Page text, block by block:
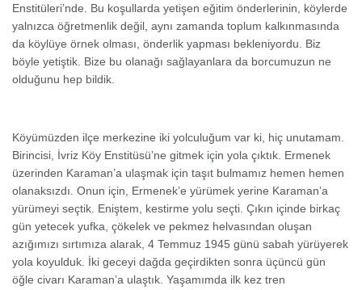
Enstitüleri’nde. Bu koşullarda yetişen eğitim önderlerinin, köylerde
yalnızca öğretmenlik değil, aynı zamanda toplum kalkınmasında
da köylüye örnek olması, önderlik yapması bekleniyordu. Biz
böyle yetiştik. Bize bu olanağı sağlayanlara da borcumuzun ne
olduğunu hep bildik.
Köyümüzden ilçe merkezine iki yolculuğum var ki, hiç unutamam.
Birincisi, İvriz Köy Enstitüsü’ne gitmek için yola çıktık. Ermenek
üzerinden Karaman’a ulaşmak için taşıt bulmamız hemen hemen
olanaksızdı. Onun için, Ermenek’e yürümek yerine Karaman’a
yürümeyi seçtik. Eniştem, kestirme yolu seçti. Çıkın içinde birkaç
gün yetecek yufka, çökelek ve pekmez helvasından oluşan
azığımızı sırtımıza alarak, 4 Temmuz 1945 günü sabah yürüyerek
yola koyulduk. İki geceyi dağda geçirdikten sonra üçüncü gün
öğle civarı Karaman’a ulaştık. Yaşamımda ilk kez tren